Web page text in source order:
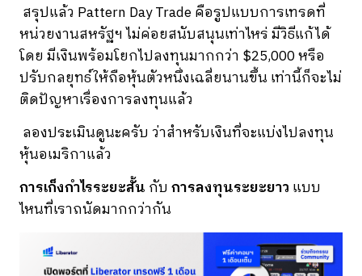
สรุปแล้ว Pattern Day Trade คือรูปแบบการเทรดที่
หน่วยงานสหรัฐฯ ไม่ค่อยสนับสนุนเท่าไหร่ มีวิธีแก้ได้
โดย มีเงินพร้อมโยกไปลงทุนมากกว่า $25,000 หรือ
ปรับกลยุทธ์ให้ถือหุ้นตัวหนึ่งเฉลี่ยนานขึ้น เท่านี้ก็จะไม่
ติดปัญหาเรื่องการลงทุนแล้ว
ลองประเมินดูนะครับ ว่าสำหรับเงินที่จะแบ่งไปลงทุน
หุ้นอเมริกาแล้ว
การเก็งกำไรระยะสั้น กับ การลงทุนระยะยาว แบบ
ไหนที่เราถนัดมากกว่ากัน